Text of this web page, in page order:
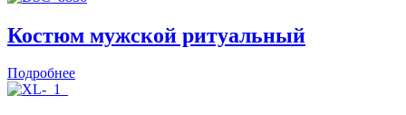
Костюм мужской ритуальный
Подробнее